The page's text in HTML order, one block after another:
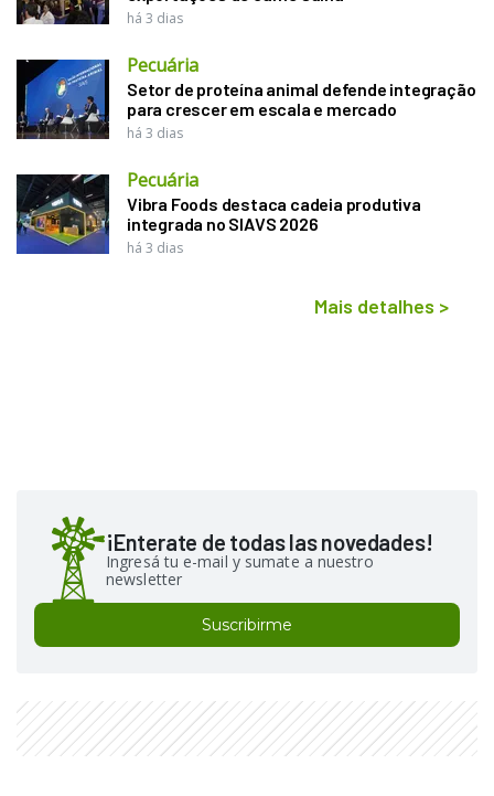
há 3 dias
Pecuária
Setor de proteína animal defende integração
para crescer em escala e mercado
há 3 dias
Pecuária
Vibra Foods destaca cadeia produtiva
integrada no SIAVS 2026
há 3 dias
Mais detalhes >
¡Enterate de todas las novedades!
Ingresá tu e-mail y sumate a nuestro
newsletter
Suscribirme